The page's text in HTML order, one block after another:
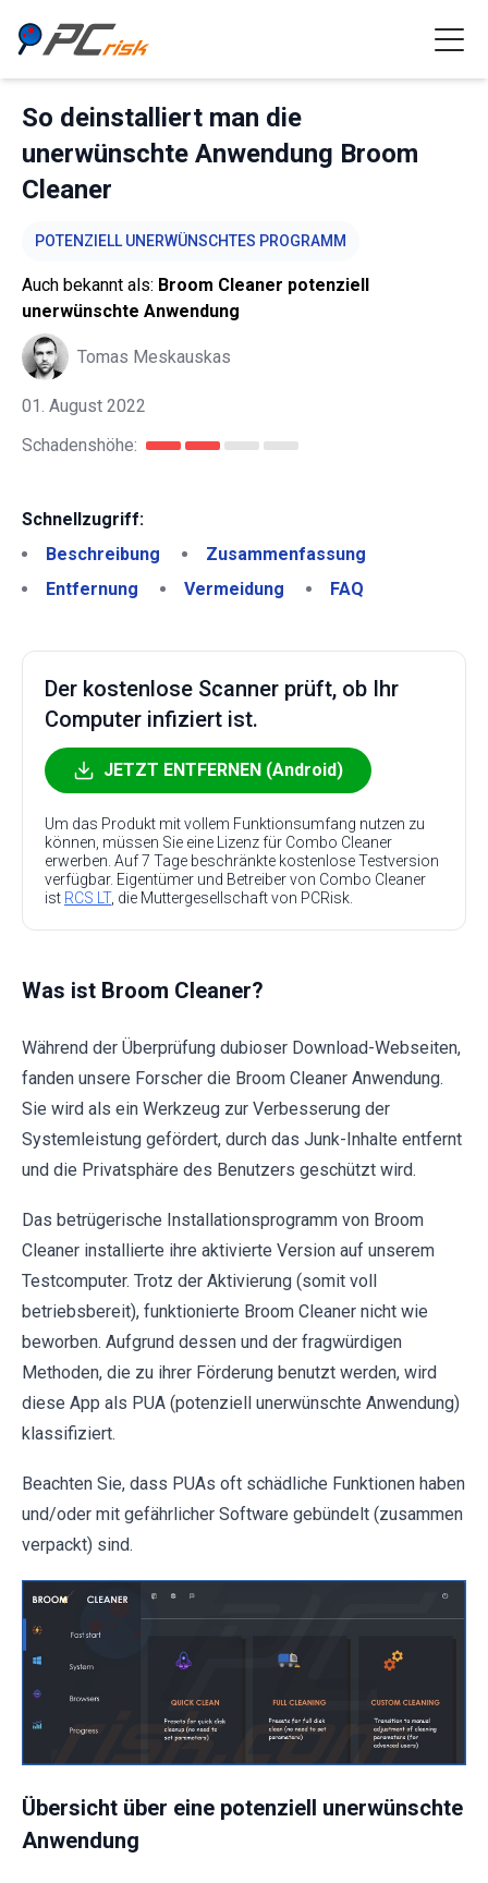
So deinstalliert man die
unerwünschte Anwendung Broom
Cleaner
POTENZIELL UNERWÜNSCHTES PROGRAMM
Auch bekannt als: Broom Cleaner potenziell
unerwünschte Anwendung
Tomas Meskauskas
01. August 2022
Schadenshöhe:
Schnellzugriff:
Beschreibung
Zusammenfassung
Entfernung
Vermeidung FAQ
Der kostenlose Scanner prüft, ob Ihr
Computer infiziert ist.
JETZT ENTFERNEN (Android)
Um das Produkt mit vollem Funktionsumfang nutzen zu
können, müssen Sie eine Lizenz für Combo Cleaner
erwerben. Auf 7 Tage beschränkte kostenlose Testversion
verfügbar. Eigentümer und Betreiber von Combo Cleaner
ist RCS LT, die Muttergesellschaft von PCRisk.
Was ist Broom Cleaner?
Während der Überprüfung dubioser Download-Webseiten,
fanden unsere Forscher die Broom Cleaner Anwendung.
Sie wird als ein Werkzeug zur Verbesserung der
Systemleistung gefördert, durch das Junk-Inhalte entfernt
und die Privatsphäre des Benutzers geschützt wird.
Das betrügerische Installationsprogramm von Broom
Cleaner installierte ihre aktivierte Version auf unserem
Testcomputer. Trotz der Aktivierung (somit voll
betriebsbereit), funktionierte Broom Cleaner nicht wie
beworben. Aufgrund dessen und der fragwürdigen
Methoden, die zu ihrer Förderung benutzt werden, wird
diese App als PUA (potenziell unerwünschte Anwendung)
klassifiziert.
Beachten Sie, dass PUAs oft schädliche Funktionen haben
und/oder mit gefährlicher Software gebündelt (zusammen
verpackt) sind.
Übersicht über eine potenziell unerwünschte
Anwendung